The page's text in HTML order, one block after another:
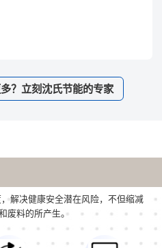
？立刻沈氏节能的专家
解决健康安全潜在风险，不但缩减
废料的所产生。